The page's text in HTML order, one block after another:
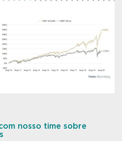
nosso time sobre